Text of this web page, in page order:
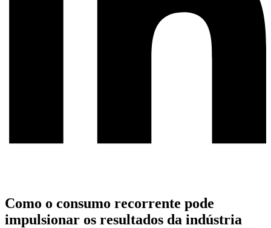
Como o consumo recorrente pode
impulsionar os resultados da indústria